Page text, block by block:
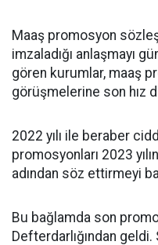
Maaş promosyon
imzaladığı anlaşmayı
gören kurumlar, maaş
görüşmelerine son hız
2022 yılı ile beraber
promosyonları 2023
adından söz ettirmeyi
Bu bağlamda son
Defterdarlığından geldi.